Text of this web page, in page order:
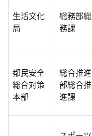
生活文化
局
総務部総
務課
都民安全
総合対策
本部
総合推進
部総合推
進課